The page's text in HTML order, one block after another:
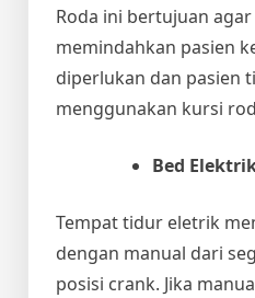
Roda ini bertujuan
memindahkan pasien
diperlukan dan pasien
menggunakan kursi
Bed
Tempat tidur eletrik
dengan manual dari
posisi crank. Jika